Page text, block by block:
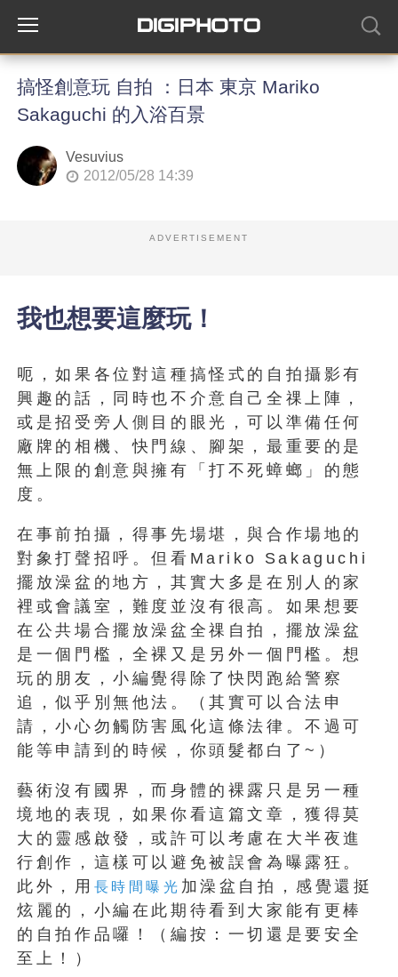
搞怪創意玩 自拍 ：日本 東京 Mariko
Sakaguchi 的入浴百景
Vesuvius
2012/05/28 14:39
ADVERTISEMENT
我也想要這麼玩！
呃，如果各位對這種搞怪式的自拍攝影有
興趣的話，同時也不介意自己全祼上陣，
或是招受旁人側目的眼光，可以準備任何
廠牌的相機、快門線、腳架，最重要的是
無上限的創意與擁有「打不死蟑螂」的態
度。
在事前拍攝，得事先場堪，與合作場地的
對象打聲招呼。但看Mariko Sakaguchi
擺放澡盆的地方，其實大多是在別人的家
裡或會議室，難度並沒有很高。如果想要
在公共場合擺放澡盆全祼自拍，擺放澡盆
是一個門檻，全裸又是另外一個門檻。想
玩的朋友，小編覺得除了快閃跑給警察
追，似乎別無他法。（其實可以合法申
請，小心勿觸防害風化這條法律。不過可
能等申請到的時候，你頭髮都白了~）
藝術沒有國界，而身體的裸露只是另一種
境地的表現，如果你看這篇文章，獲得莫
大的靈感啟發，或許可以考慮在大半夜進
行創作，這樣可以避免被誤會為曝露狂。
此外，用 長時間曝光 加澡盆自拍，感覺還挺
炫麗的，小編在此期待看到大家能有更棒
的自拍作品囉！（編按：一切還是要安全
至上！）